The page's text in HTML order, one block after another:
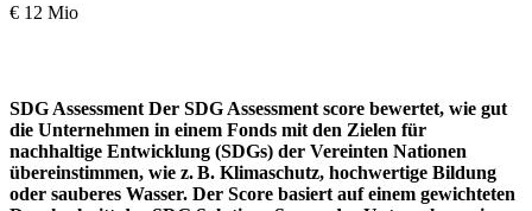
€ 12 Mio
SDG Assessment Der SDG Assessment score bewertet, wie gut
die Unternehmen in einem Fonds mit den Zielen für
nachhaltige Entwicklung (SDGs) der Vereinten Nationen
übereinstimmen, wie z. B. Klimaschutz, hochwertige Bildung
oder sauberes Wasser. Der Score basiert auf einem gewichteten